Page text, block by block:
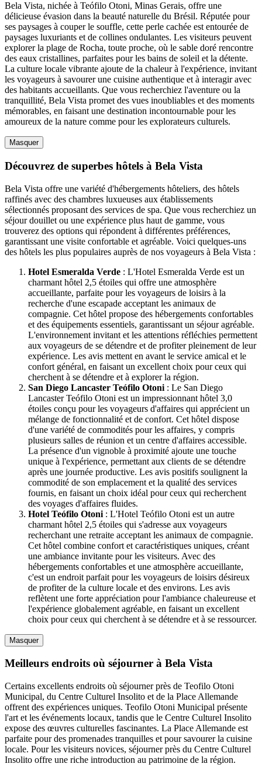
Bela Vista, nichée à Teófilo Otoni, Minas Gerais, offre une
délicieuse évasion dans la beauté naturelle du Brésil. Réputée pour
ses paysages à couper le souffle, cette perle cachée est entourée de
paysages luxuriants et de collines ondulantes. Les visiteurs peuvent
explorer la plage de Rocha, toute proche, où le sable doré rencontre
des eaux cristallines, parfaites pour les bains de soleil et la détente.
La culture locale vibrante ajoute de la chaleur à l'expérience, invitant
les voyageurs à savourer une cuisine authentique et à interagir avec
des habitants accueillants. Que vous recherchiez l'aventure ou la
tranquillité, Bela Vista promet des vues inoubliables et des moments
mémorables, en faisant une destination incontournable pour les
amoureux de la nature comme pour les explorateurs culturels.
Masquer
Découvrez de superbes hôtels à Bela Vista
Bela Vista offre une variété d'hébergements hôteliers, des hôtels
raffinés avec des chambres luxueuses aux établissements
sélectionnés proposant des services de spa. Que vous recherchiez un
séjour douillet ou une expérience plus haut de gamme, vous
trouverez des options qui répondent à différentes préférences,
garantissant une visite confortable et agréable. Voici quelques-uns
des hôtels les plus populaires auprès de nos voyageurs à Bela Vista :
Hotel Esmeralda Verde : L'Hotel Esmeralda Verde est un
charmant hôtel 2,5 étoiles qui offre une atmosphère
accueillante, parfaite pour les voyageurs de loisirs à la
recherche d'une escapade acceptant les animaux de
compagnie. Cet hôtel propose des hébergements confortables
et des équipements essentiels, garantissant un séjour agréable.
L'environnement invitant et les attentions réfléchies permettent
aux voyageurs de se détendre et de profiter pleinement de leur
expérience. Les avis mettent en avant le service amical et le
confort général, en faisant un excellent choix pour ceux qui
cherchent à se détendre et à explorer la région.
San Diego Lancaster Teófilo Otoni : Le San Diego
Lancaster Teófilo Otoni est un impressionnant hôtel 3,0
étoiles conçu pour les voyageurs d'affaires qui apprécient un
mélange de fonctionnalité et de confort. Cet hôtel dispose
d'une variété de commodités pour les affaires, y compris
plusieurs salles de réunion et un centre d'affaires accessible.
La présence d'un vignoble à proximité ajoute une touche
unique à l'expérience, permettant aux clients de se détendre
après une journée productive. Les avis positifs soulignent la
commodité de son emplacement et la qualité des services
fournis, en faisant un choix idéal pour ceux qui recherchent
des voyages d'affaires fluides.
Hotel Teófilo Otoni : L'Hotel Teófilo Otoni est un autre
charmant hôtel 2,5 étoiles qui s'adresse aux voyageurs
recherchant une retraite acceptant les animaux de compagnie.
Cet hôtel combine confort et caractéristiques uniques, créant
une ambiance invitante pour les visiteurs. Avec des
hébergements confortables et une atmosphère accueillante,
c'est un endroit parfait pour les voyageurs de loisirs désireux
de profiter de la culture locale et des environs. Les avis
reflètent une forte appréciation pour l'ambiance chaleureuse et
l'expérience globalement agréable, en faisant un excellent
choix pour ceux qui cherchent à se détendre et à se ressourcer.
Masquer
Meilleurs endroits où séjourner à Bela Vista
Certains excellents endroits où séjourner près de Teofilo Otoni
Municipal, du Centre Culturel Insolito et de la Place Allemande
offrent des expériences uniques. Teofilo Otoni Municipal présente
l'art et les événements locaux, tandis que le Centre Culturel Insolito
expose des œuvres culturelles fascinantes. La Place Allemande est
parfaite pour des promenades tranquilles et pour savourer la cuisine
locale. Pour les visiteurs novices, séjourner près du Centre Culturel
Insolito offre une riche introduction au patrimoine de la région.